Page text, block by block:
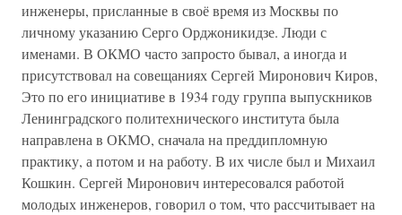
инженеры, присланные в своё время из Москвы по
личному указанию Серго Орджоникидзе. Люди с
именами. В ОКМО часто запросто бывал, а иногда и
присутствовал на совещаниях Сергей Миронович Киров,
Это по его инициативе в 1934 году группа выпускников
Ленинградского политехнического института была
направлена в ОКМО, сначала на преддипломную
практику, а потом и на работу. В их числе был и Михаил
Кошкин. Сергей Миронович интересовался работой
молодых инженеров, говорил о том, что рассчитывает на